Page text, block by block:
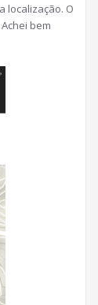
localização. O
bem